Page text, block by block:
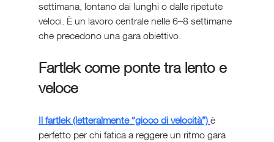
settimana, lontano dai lunghi o dalle ripetute
veloci. È un lavoro centrale nelle 6–8 settimane
che precedono una gara obiettivo.
Fartlek come ponte tra lento e
veloce
Il fartlek (letteralmente “gioco di velocità”) è
perfetto per chi fatica a reggere un ritmo gara